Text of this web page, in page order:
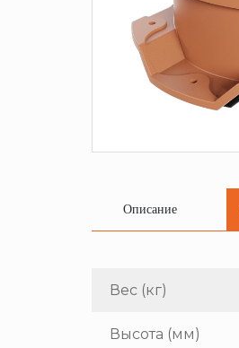
Описание
Вес (кг)
Высота (мм)